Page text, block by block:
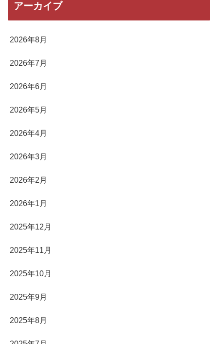
アーカイブ
2026年8月
2026年7月
2026年6月
2026年5月
2026年4月
2026年3月
2026年2月
2026年1月
2025年12月
2025年11月
2025年10月
2025年9月
2025年8月